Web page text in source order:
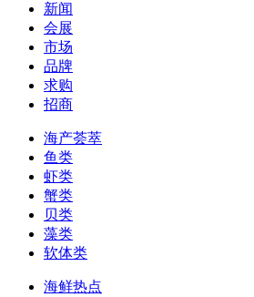
新闻
会展
市场
品牌
求购
招商
海产荟萃
鱼类
虾类
蟹类
贝类
藻类
软体类
海鲜热点